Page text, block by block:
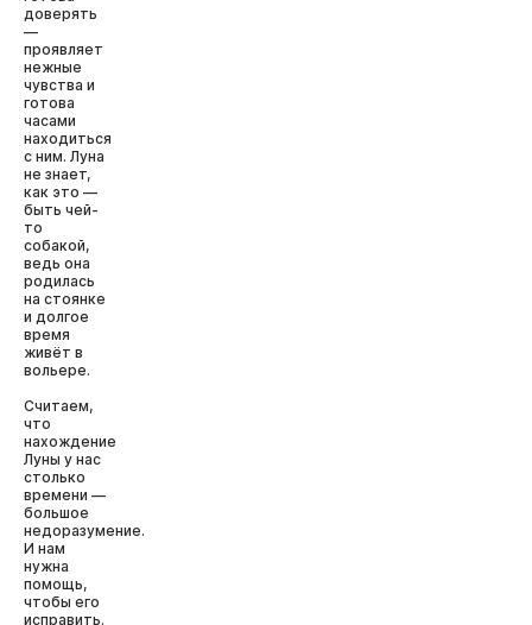
доверять
—
проявляет
нежные
чувства и
готова
часами
находиться
с ним. Луна
не знает,
как это —
быть чей-
то
собакой,
ведь она
родилась
на стоянке
и долгое
время
живёт в
вольере.
Считаем,
что
нахождение
Луны у нас
столько
времени —
большое
недоразумение.
И нам
нужна
помощь,
чтобы его
исправить.